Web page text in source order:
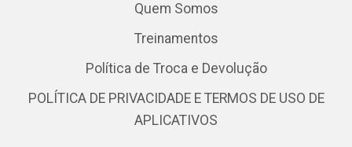
Quem Somos
Treinamentos
Política de Troca e Devolução
POLÍTICA DE PRIVACIDADE E TERMOS DE USO DE
APLICATIVOS